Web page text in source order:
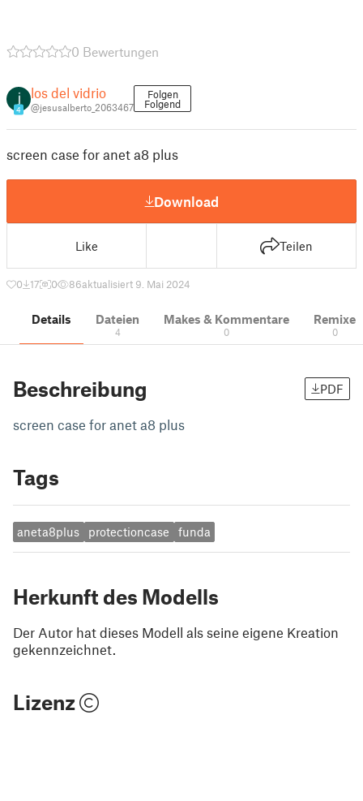
0 Bewertungen
4
los del vidrio
@jesusalberto_2063467
Folgen
Folgend
screen case for anet a8 plus
Download
Like Teilen
0 17 0 86aktualisiert 9. Mai 2024
Details Dateien
4
Makes & Kommentare
0
Remixe
0
Beschreibung PDF
screen case for anet a8 plus
Tags
aneta8plus protectioncase funda
Herkunft des Modells
Der Autor hat dieses Modell als seine eigene Kreation
gekennzeichnet.
Lizenz